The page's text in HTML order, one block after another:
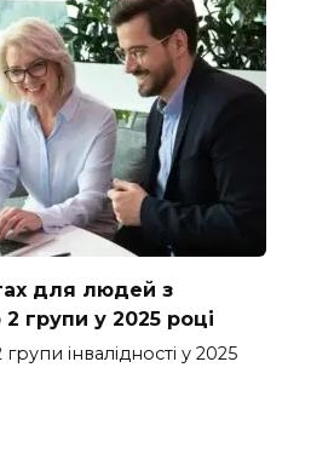
для людей з
2 групи у 2025 році
групи інвалідності у 2025